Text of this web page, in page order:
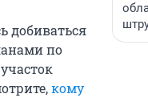
добиваться
по
кому